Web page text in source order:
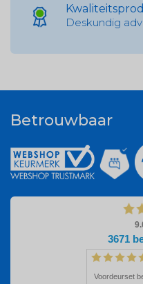
Deskundig
Betrouwbaar